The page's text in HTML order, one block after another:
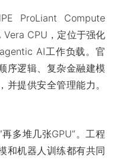
ProLiant Compute
Vera CPU，定位于强化
AI工作负载。官
序逻辑、复杂金融建模
并提供安全管理能力。
多堆几张GPU”。工程
和机器人训练都有共同